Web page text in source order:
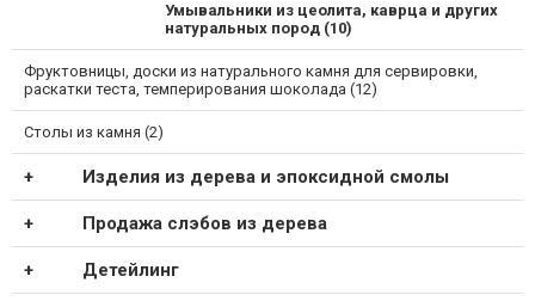
Умывальники из цеолита, каврца и других
натуральных пород (10)
Фруктовницы, доски из натурального камня для сервировки,
раскатки теста, темперирования шоколада (12)
Столы из камня (2)
Изделия из дерева и эпоксидной смолы
Продажа слэбов из дерева
Детейлинг